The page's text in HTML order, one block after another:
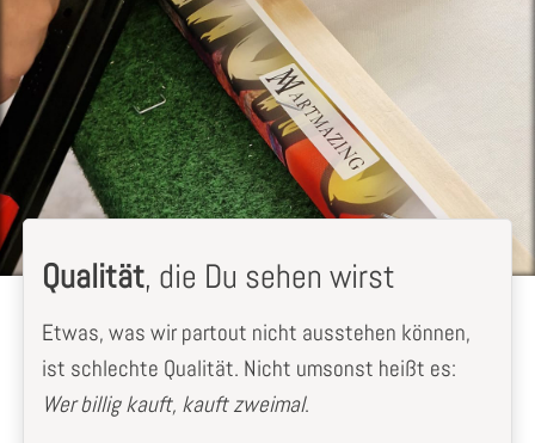
Qualität, die Du sehen wirst
Etwas, was wir partout nicht ausstehen können,
ist schlechte Qualität. Nicht umsonst heißt es:
Wer billig kauft, kauft zweimal.